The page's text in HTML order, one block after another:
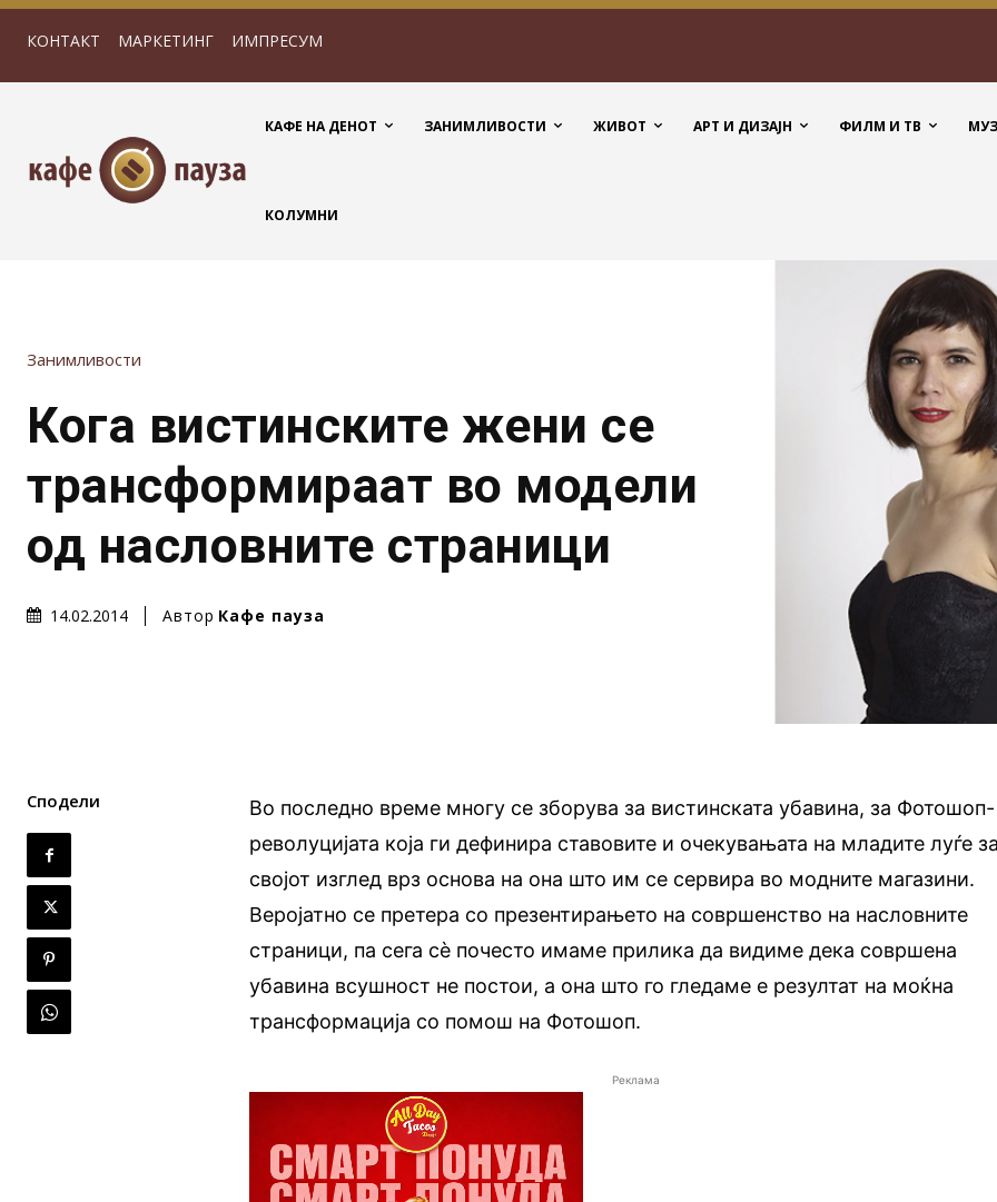
КОНТАКТ МАРКЕТИНГ ИМПРЕСУМ
КАФЕ НА ДЕНОТ ЗАНИМЛИВОСТИ ЖИВОТ АРТ И ДИЗАЈН ФИЛМ И ТВ
КОЛУМНИ
Занимливости
Кога вистинските жени се
трансформираат во модели
од насловните страници
14.02.2014 Автор Кафе пауза
Сподели
Во последно време многу се зборува за вистинската убавина, за Фотошоп-
револуцијата која ги дефинира ставовите и очекувањата на младите луѓе за
својот изглед врз основа на она што им се сервира во модните магазини.
Веројатно се претера со презентирањето на совршенство на насловните
страници, па сега сè почесто имаме прилика да видиме дека совршена
убавина всушност не постои, а она што го гледаме е резултат на моќна
трансформација со помош на Фотошоп.
Реклама